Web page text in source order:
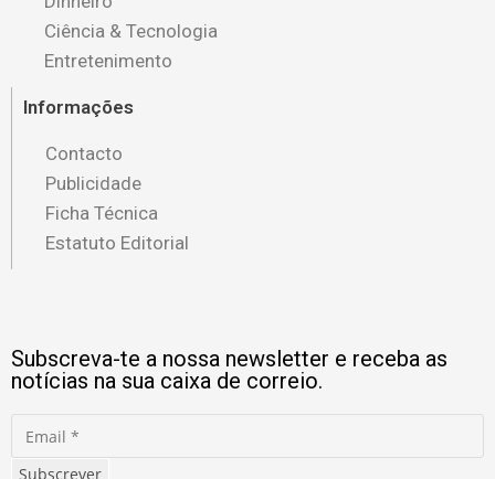
Ciência & Tecnologia
Entretenimento
Informações
Contacto
Publicidade
Ficha Técnica
Estatuto Editorial
Subscreva-te a nossa newsletter e receba as
notícias na sua caixa de correio.
Subscrever